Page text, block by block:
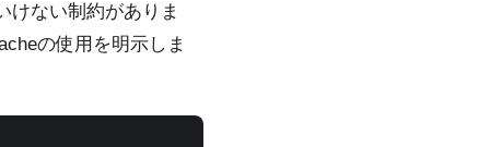
けない制約がありま
の使用を明示しま